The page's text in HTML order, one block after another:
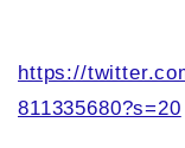
https://
811335680?s=20